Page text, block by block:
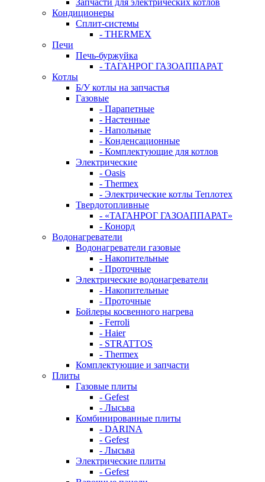
Запчасти для электрических котлов
Кондиционеры
Сплит-системы
- THERMEX
Печи
Печь-буржуйка
- ТАГАНРОГ ГАЗОАППАРАТ
Котлы
Б/У котлы на запчастья
Газовые
- Парапетные
- Настенные
- Напольные
- Конденсационные
- Комплектующие для котлов
Электрические
- Oasis
- Thermex
- Электрические котлы Теплотех
Твердотопливные
- «ТАГАНРОГ ГАЗОАППАРАТ»
- Конорд
Водонагреватели
Водонагреватели газовые
- Накопительные
- Проточные
Электрические водонагреватели
- Накопительные
- Проточные
Бойлеры косвенного нагрева
- Ferroli
- Haier
- STRATTOS
- Thermex
Комплектующие и запчасти
Плиты
Газовые плиты
- Gefest
- Лысьва
Комбинированные плиты
- DARINA
- Gefest
- Лысьва
Электрические плиты
- Gefest